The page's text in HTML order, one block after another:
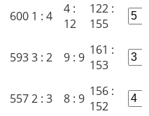
600 1 : 4
4 :
12
122 :
155
5933 : 2 9 : 9 161 :
153
5572 : 3 8 : 9 156 :
152